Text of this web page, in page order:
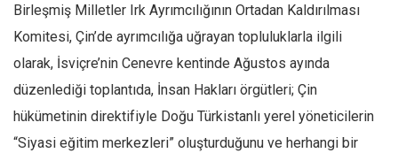
Sosyal Medya
Twitter
Facebook
Instagram
Birleşmiş Milletler Irk Ayrımcılığının Ortadan Kaldırılması
Komitesi, Çin’de ayrımcılığa uğrayan topluluklarla ilgili
olarak, İsviçre’nin Cenevre kentinde Ağustos ayında
düzenlediği toplantıda, İnsan Hakları örgütleri; Çin
hükümetinin direktifiyle Doğu Türkistanlı yerel yöneticilerin
“Siyasi eğitim merkezleri” oluşturduğunu ve herhangi bir